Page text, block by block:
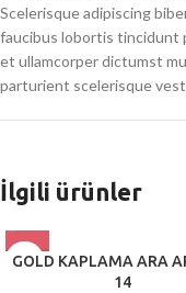
Scelerisque adipiscing
faucibus lobortis tincidunt
et ullamcorper dictumst
parturient scelerisque
İlgili ürünler
GOLD KAPLAMA ARA
14